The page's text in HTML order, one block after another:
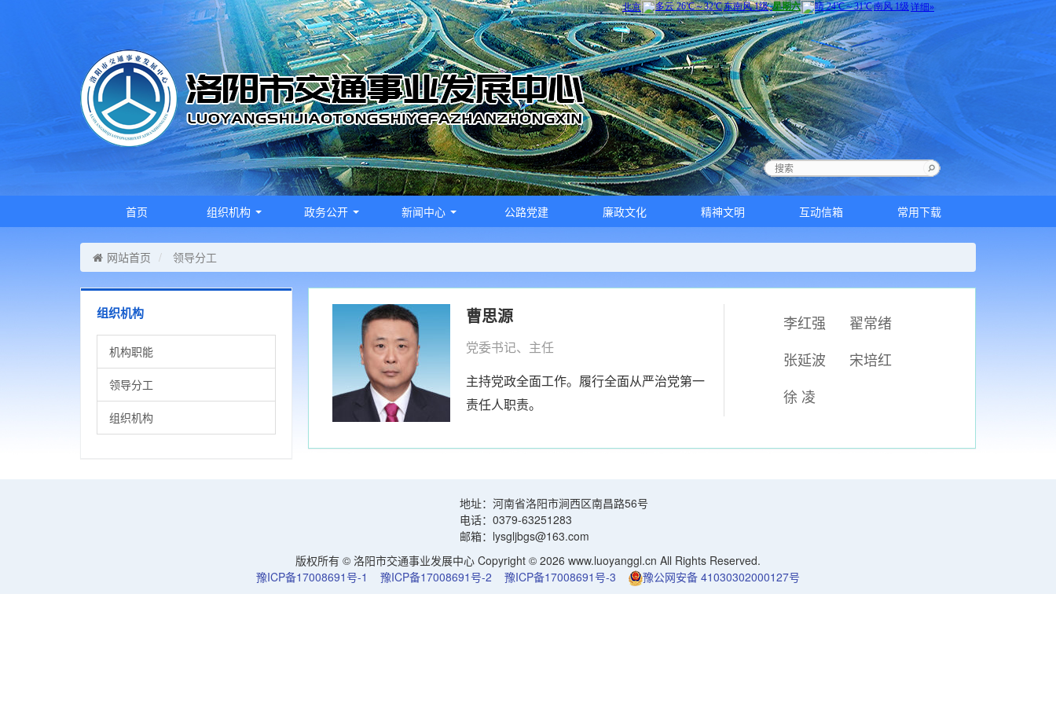
首页 组织机构 政务公开 新闻中心 公路党建 廉政文化 精神文明 互动信箱 常用下载
网站首页 领导分工
组织机构
机构职能
领导分工
组织机构
曹思源
党委书记、主任
主持党政全面工作。履行全面从严治党第一
责任人职责。
李红强
翟常绪
张延波
宋培红
徐 凌
地址：河南省洛阳市涧西区南昌路56号
电话：0379-63251283
邮箱：lysgljbgs@163.com
版权所有 © 洛阳市交通事业发展中心 Copyright © 2026 www.luoyanggl.cn All Rights Reserved.
豫ICP备17008691号-1
豫ICP备17008691号-2 豫ICP备17008691号-3 豫公网安备 41030302000127号